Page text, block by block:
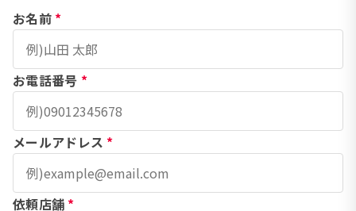
お名前 *
お電話番号 *
メールアドレス *
依頼店舗 *